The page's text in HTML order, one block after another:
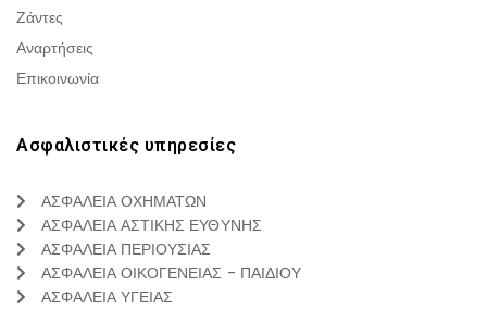
Ζάντες
Αναρτήσεις
Επικοινωνία
Ασφαλιστικές υπηρεσίες
ΑΣΦΑΛΕΙΑ ΟΧΗΜΑΤΩΝ
ΑΣΦΑΛΕΙΑ ΑΣΤΙΚΗΣ ΕΥΘΥΝΗΣ
ΑΣΦΑΛΕΙΑ ΠΕΡΙΟΥΣΙΑΣ
ΑΣΦΑΛΕΙΑ ΟΙΚΟΓΕΝΕΙΑΣ - ΠΑΙΔΙΟΥ
ΑΣΦΑΛΕΙΑ ΥΓΕΙΑΣ